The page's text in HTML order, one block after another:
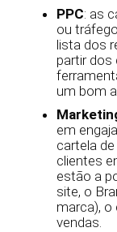
PPC: as
ou
lista dos
partir dos
um bom
em
cartela
clientes
estão a
site, o
marca),
vendas.